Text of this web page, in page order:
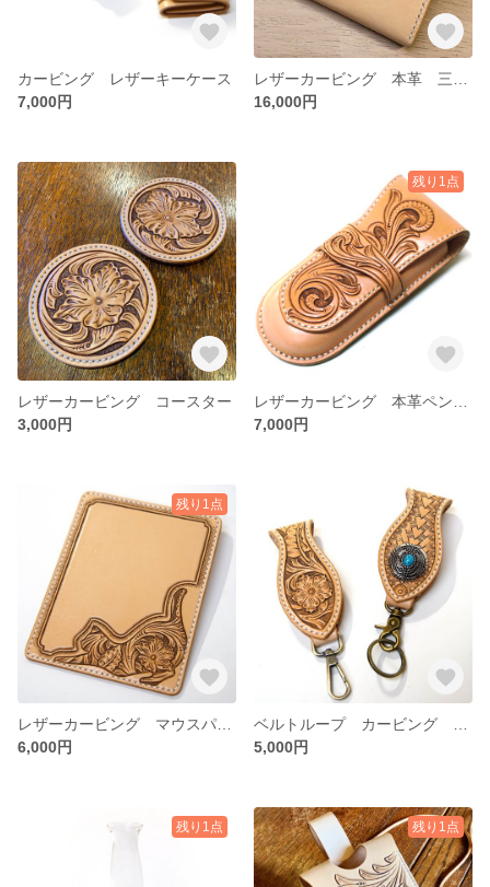
カービング レザーキーケース
7,000円
16,000円
レザーカービング コースター
3,000円
残り1点
7,000円
残り1点
6,000円
5,000円
残り1点 残り1点